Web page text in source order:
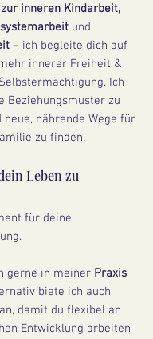
inneren Kindarbeit,
und
– ich begleite dich auf
innerer Freiheit &
Ich
Beziehungsmuster zu
nährende Wege für
zu finden.
Leben zu
für deine
gerne in meiner Praxis
biete ich auch
an, damit du flexibel an
Entwicklung arbeiten